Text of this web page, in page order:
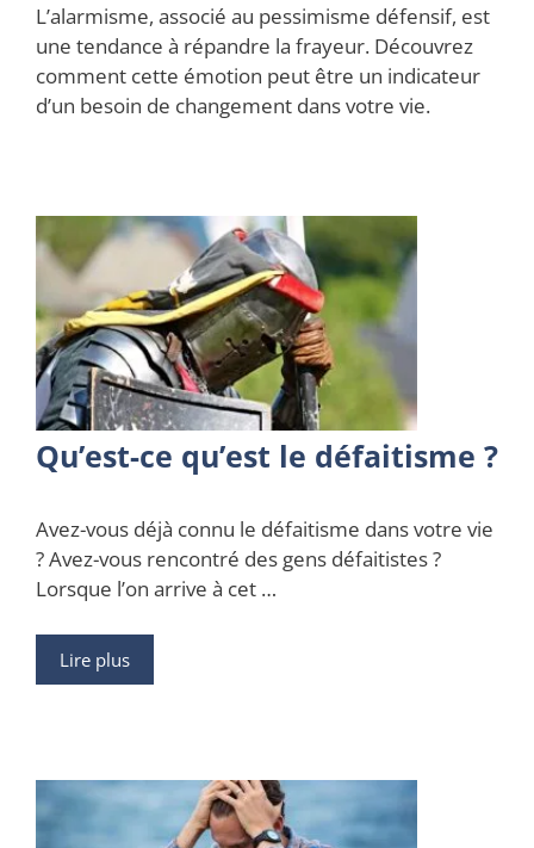
L’alarmisme, associé au pessimisme défensif, est
une tendance à répandre la frayeur. Découvrez
comment cette émotion peut être un indicateur
d’un besoin de changement dans votre vie.
Qu’est-ce qu’est le défaitisme ?
Avez-vous déjà connu le défaitisme dans votre vie
? Avez-vous rencontré des gens défaitistes ?
Lorsque l’on arrive à cet …
Lire plus